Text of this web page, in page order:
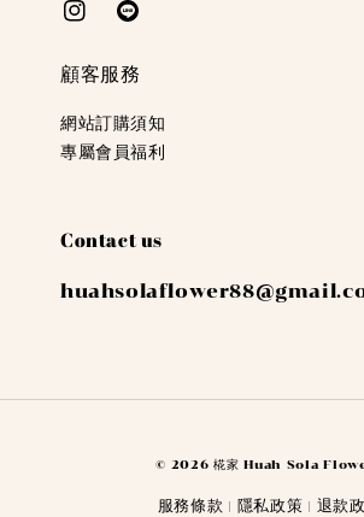
顧客服務
網站訂購須知
專屬會員福利
Contact us
© 2026 椛家 Huah Sola
服務條款 隱私政策 退款